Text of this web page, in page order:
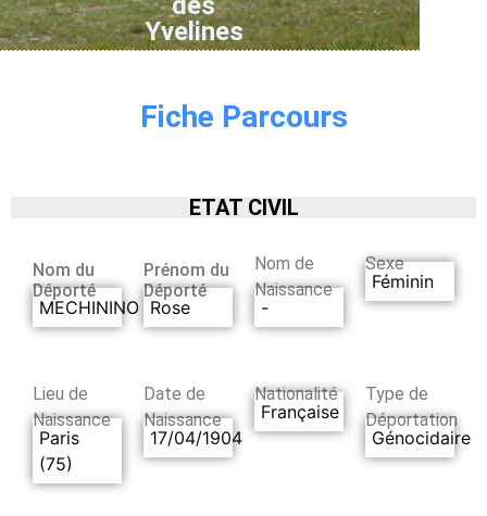
Yvelines
Fiche Parcours
ETAT CIVIL
Nom du
Déporté
MECHININO
Prénom du
Déporté
Rose
Nom de
Naissance
-
Sexe
Féminin
Lieu de
Naissance
Paris
(75)
Date de
Naissance
17/04/1904
Nationalité
Française
Type de
Déportation
Génocidaire